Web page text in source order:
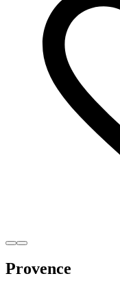
Provence